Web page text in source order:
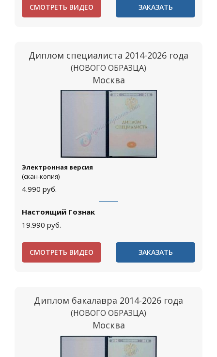
СМОТРЕТЬ ВИДЕО ЗАКАЗАТЬ
Диплом специалиста 2014-2026 года
(НОВОГО ОБРАЗЦА)
Москва
Электронная версия
(скан-копия)
4.990 руб.
Настоящий Гознак
19.990 руб.
СМОТРЕТЬ ВИДЕО ЗАКАЗАТЬ
Диплом бакалавра 2014-2026 года
(НОВОГО ОБРАЗЦА)
Москва